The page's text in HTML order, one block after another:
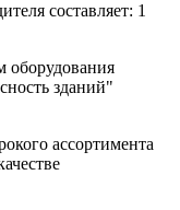
составляет: 1
оборудования
зданий"
ассортимента